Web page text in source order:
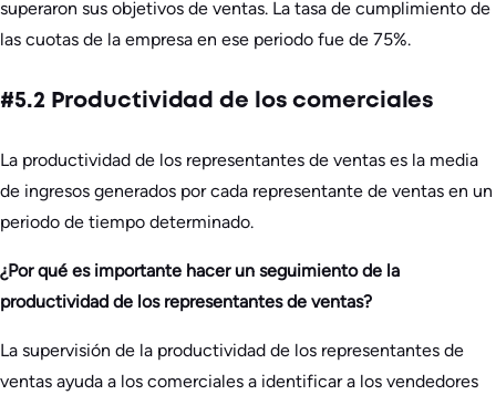
superaron sus objetivos de ventas. La tasa de cumplimiento de
las cuotas de la empresa en ese periodo fue de 75%.
#5.2 Productividad de los comerciales
La productividad de los representantes de ventas es la media
de ingresos generados por cada representante de ventas en un
periodo de tiempo determinado.
¿Por qué es importante hacer un seguimiento de la
productividad de los representantes de ventas?
La supervisión de la productividad de los representantes de
ventas ayuda a los comerciales a identificar a los vendedores